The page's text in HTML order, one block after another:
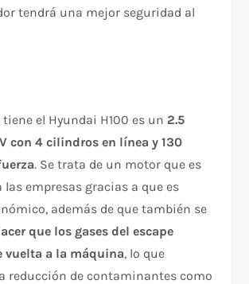
tendrá una mejor seguridad al
el Hyundai H100 es un 2.5
con 4 cilindros en línea y 130
. Se trata de un motor que es
las empresas gracias a que es
además de que también se
que los gases del escape
vuelta a la máquina, lo que
reducción de contaminantes como